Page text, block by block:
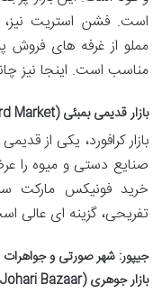
است. فشن استریت نیز،
مملو از غرفه های
مناسب است. اینجا نیز
بازار قدیمی بمبئی (Crawford Market) و فونیکس مارکت سیتی
بازار کرافورد، یکی از
صنایع دستی و میوه را
خرید فونیکس مارکت
تفریحی، گزینه ای عالی
جیپور: شهر صورتی و
بازار جوهری (Johari Bazaar) و سیره دیوری (Sireh Deori Bazaar)